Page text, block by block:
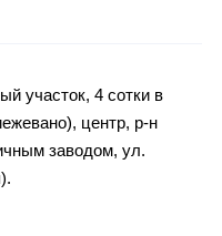
участок, 4 сотки в
центр, р-н
заводом, ул.